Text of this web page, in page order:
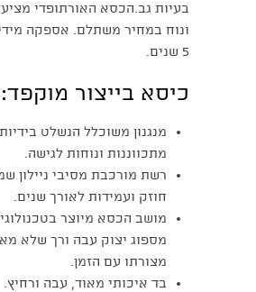
בעיות גב.הכסא האורתופדי מציע
ונוח במחיר משתלם. אספקה
5 שנים.
כיסא בייצור מוקפד:
מנגנון משוכלל הנשלט בידיות
מתכווננות ונוחות לגישה.
רשת מורכבת מסיבי ניילון
חוזק ועמידות לאורך שנים.
מושב הכסא מיוצר
מספוג יצוק עבה ורך שלא
מצורתו עם הזמן.
בד איכותי מאוד, עבה ורחיץ.